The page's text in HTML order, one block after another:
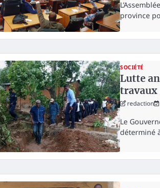
province
SOCIÉTÉ
Lutte
travaux
redaction
Le
déterminé